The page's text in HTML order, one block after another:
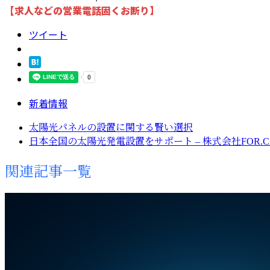
【求人などの営業電話固くお断り】
ツイート
新着情報
太陽光パネルの設置に関する賢い選択
日本全国の太陽光発電設置をサポート – 株式会社
関連記事一覧